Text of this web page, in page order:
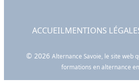
ACCUEILMENTIONS
© 2026 Alternance Savoie, le site web
formations en alternance